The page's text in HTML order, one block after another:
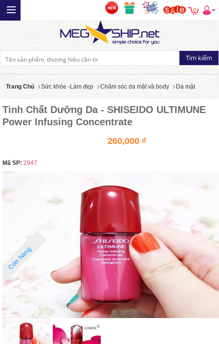
0
Trang Chủ Sức khỏe -Làm đẹp Chăm sóc da mặt và body Da mặt
Tinh Chất Dưỡng Da - SHISEIDO ULTIMUNE
Power Infusing Concentrate
260,000 ₫
Mã SP: 2947
Còn hàng